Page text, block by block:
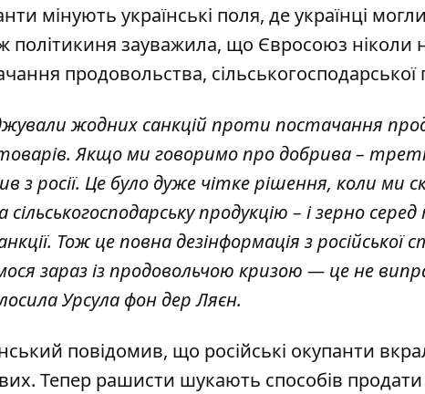
мінують українські поля, де українці
політикиня зауважила, що Євросоюз ніколи
продовольства, сільськогосподарської
жодних санкцій проти постачання
товарів. Якщо ми говоримо про добрива –
з росії. Це було дуже чітке рішення, коли ми
продукцію – і зерно
Тож це повна дезінформація з російської
зараз із продовольчою кризою — це не
Урсула фон дер Ляєн.
повідомив, що російські окупанти
. Тепер рашисти шукають способів